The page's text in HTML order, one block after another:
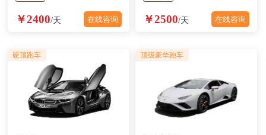
￥2400/天 在线咨询 ￥2500/天 在线咨询
硬顶跑车 顶级豪华跑车